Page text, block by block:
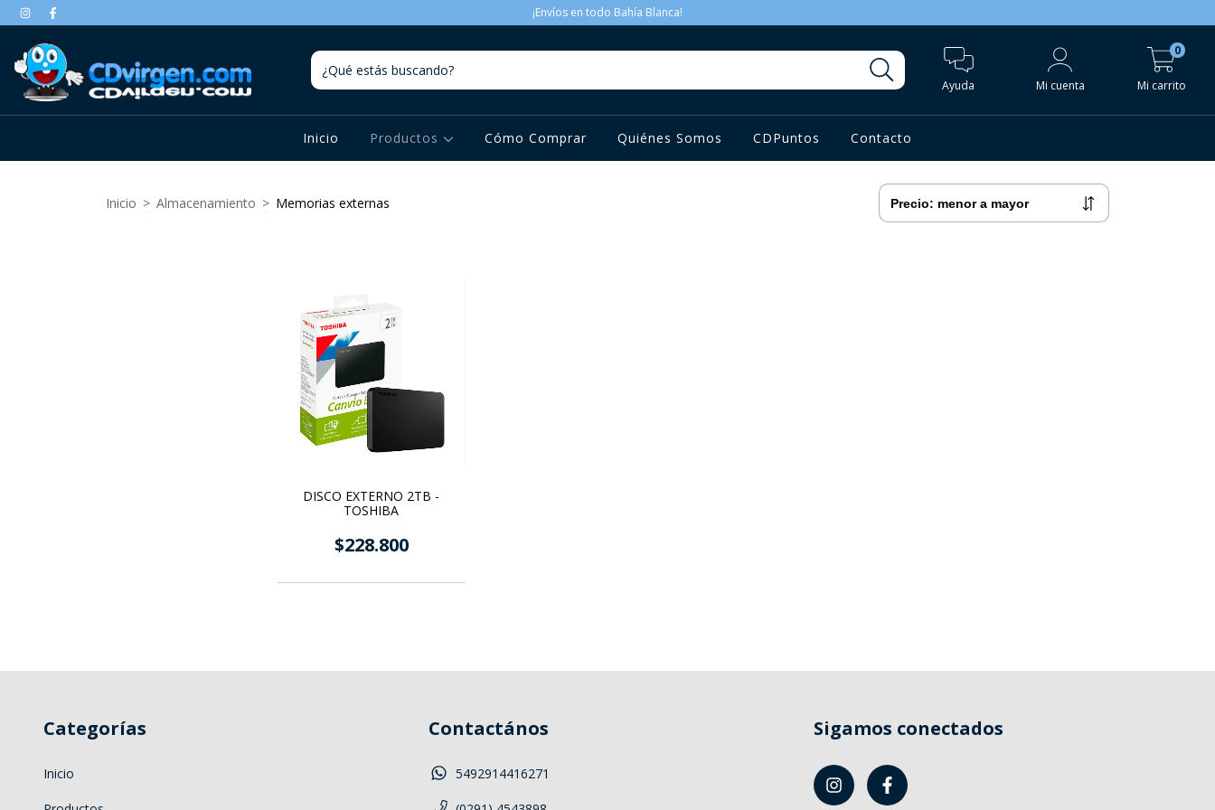
¡Envíos en todo Bahía Blanca!
Ayuda Mi cuenta Mi carrito
0
Inicio Productos Cómo Comprar Quiénes Somos CDPuntos Contacto
Inicio > Almacenamiento > Memorias externas
DISCO EXTERNO 2TB -
TOSHIBA
$228.800
Categorías
Inicio
Contactános
5492914416271
Sigamos conectados